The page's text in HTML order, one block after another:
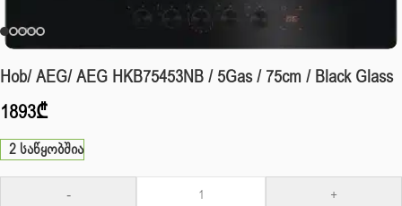
Hob/ AEG/ AEG HKB75453NB / 5Gas / 75cm / Black Glass
1893₾
2 საწყობშია
- +